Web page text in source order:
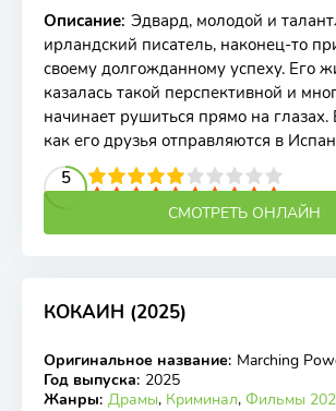
Описание: Эдвард, молодой и
ирландский писатель, наконец-то
своему долгожданному успеху. Его
казалась такой перспективной и
начинает рушиться прямо на глазах.
как его друзья отправляются в
5
4 5 6 7 8 9 10
СМОТРЕТЬ ОНЛАЙН
КОКАИН (2025)
BDRip
Оригинальное название: Marching
Год выпуска: 2025
Жанры: Драмы, Криминал, Фильмы